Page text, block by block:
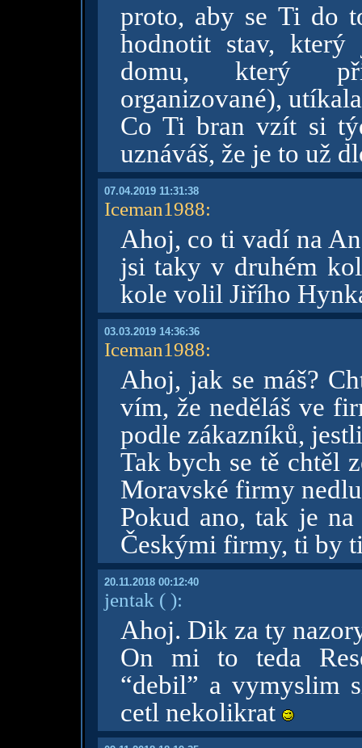
proto, aby se Ti do
hodnotit stav,
domu, který
organizované),
Co Ti bran vzít si
uznáváš, že je to už
07.04.2019 11:31:38
Iceman1988:
Ahoj, co ti vadí na
jsi taky v druhém
kole volil Jiřího
03.03.2019 14:36:36
Iceman1988:
Ahoj, jak se máš?
vím, že neděláš ve
podle zákazníků,
Tak bych se tě chtěl
Moravské firmy
Pokud ano, tak je
Českými firmy, ti by
20.11.2018 00:12:40
jentak ( ):
Ahoj. Dik za ty
On mi to teda
“debil” a vymyslim
cetl nekolikrat